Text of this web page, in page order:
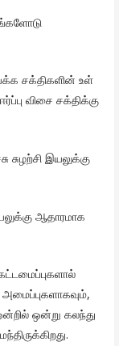
சக்திகளின் உள்
விசை சக்திக்கு
சுழற்சி இயலுக்கு
ஆதாரமாக
ஒன்று கலந்து